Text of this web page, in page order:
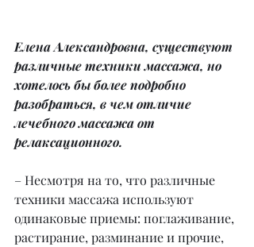
Елена Александровна, существуют
различные техники массажа, но
хотелось бы более подробно
разобраться, в чем отличие
лечебного массажа от
релаксационного.
– Несмотря на то, что различные
техники массажа используют
одинаковые приемы: поглаживание,
растирание, разминание и прочие,